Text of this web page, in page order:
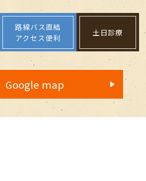
路線バス直結
アクセス便利
土日診療
Google map